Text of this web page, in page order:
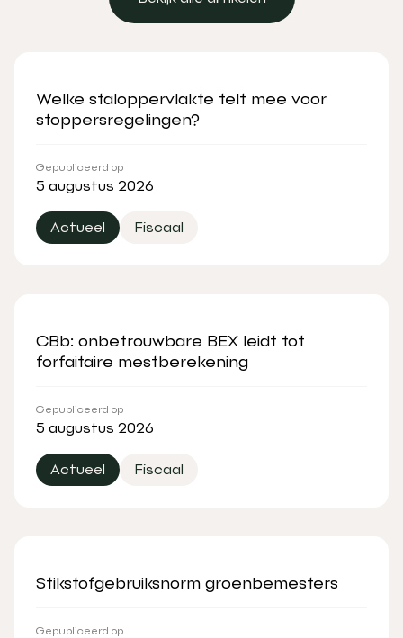
Welke staloppervlakte telt mee voor
stoppersregelingen?
Gepubliceerd op
5 augustus 2026
Actueel Fiscaal
CBb: onbetrouwbare BEX leidt tot
forfaitaire mestberekening
Gepubliceerd op
5 augustus 2026
Actueel Fiscaal
Stikstofgebruiksnorm groenbemesters
Gepubliceerd op